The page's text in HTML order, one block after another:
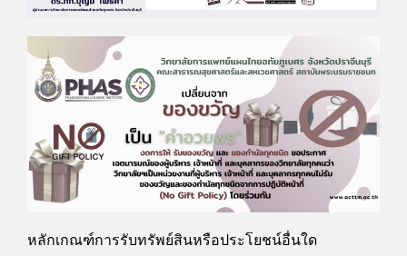
หลักเกณฑ์การรับทรัพย์สินหรือประโยชน์อื่นใด